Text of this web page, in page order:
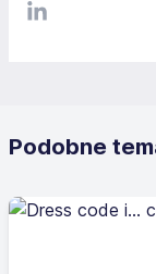
LinkediIn
Podobne